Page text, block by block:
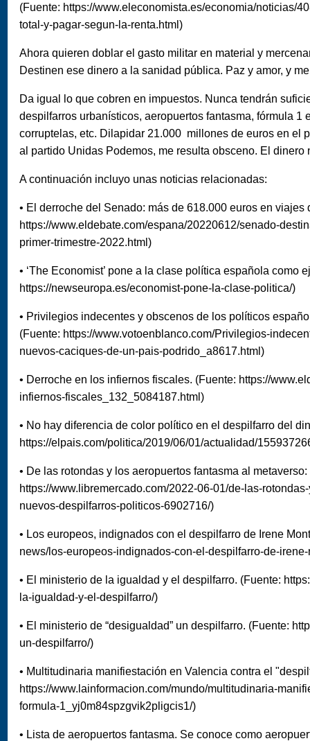
(Fuente: https://www.eleconomista.es/economia/noticias/
total-y-pagar-segun-la-renta.html)
Ahora quieren doblar el gasto militar en material y
Destinen ese dinero a la sanidad pública. Paz y amor, y
Da igual lo que cobren en impuestos. Nunca tendrán
despilfarros urbanísticos, aeropuertos fantasma, fórmula
corruptelas, etc. Dilapidar 21.000 millones de euros en el
al partido Unidas Podemos, me resulta obsceno. El dinero
A continuación incluyo unas noticias relacionadas:
• El derroche del Senado: más de 618.000 euros en
https://www.eldebate.com/espana/20220612/senado-
primer-trimestre-2022.html)
• ‘The Economist’ pone a la clase política española como
https://newseuropa.es/economist-pone-la-clase-politica/)
• Privilegios indecentes y obscenos de los políticos
(Fuente: https://www.votoenblanco.com/Privilegios-
nuevos-caciques-de-un-pais-podrido_a8617.html)
• Derroche en los infiernos fiscales. (Fuente: https://
infiernos-fiscales_132_5084187.html)
• No hay diferencia de color político en el despilfarro del
https://elpais.com/politica/2019/06/01/actualidad/
• De las rotondas y los aeropuertos fantasma al
https://www.libremercado.com/2022-06-01/de-las-
nuevos-despilfarros-politicos-6902716/)
• Los europeos, indignados con el despilfarro de Irene
news/los-europeos-indignados-con-el-despilfarro-de-
• El ministerio de la igualdad y el despilfarro. (Fuente:
la-igualdad-y-el-despilfarro/)
• El ministerio de “desigualdad” un despilfarro. (Fuente:
un-despilfarro/)
• Multitudinaria manifiestación en Valencia contra el
https://www.lainformacion.com/mundo/multitudinaria-
formula-1_yj0m84spzgvik2pligcis1/)
• Lista de aeropuertos fantasma. Se conoce como